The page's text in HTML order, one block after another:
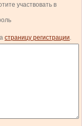
участвовать в
страницу регистрации.